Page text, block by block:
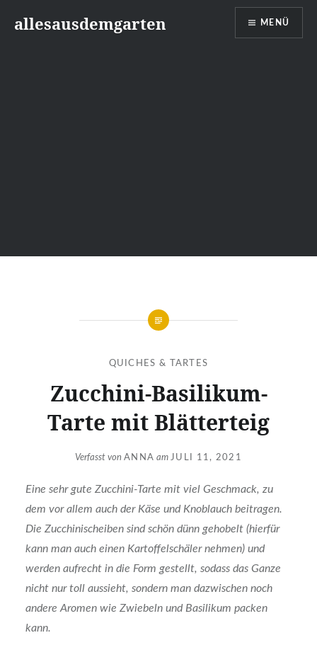
Inhaltallesausdemgarten MENÜ
QUICHES & TARTES
Zucchini-Basilikum-
Tarte mit Blätterteig
Verfasst von ANNA am JULI 11, 2021
Eine sehr gute Zucchini-Tarte mit viel Geschmack, zu
dem vor allem auch der Käse und Knoblauch beitragen.
Die Zucchinischeiben sind schön dünn gehobelt (hierfür
kann man auch einen Kartoffelschäler nehmen) und
werden aufrecht in die Form gestellt, sodass das Ganze
nicht nur toll aussieht, sondern man dazwischen noch
andere Aromen wie Zwiebeln und Basilikum packen
kann.